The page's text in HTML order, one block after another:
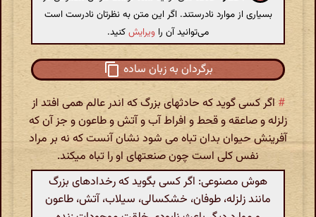
بسیاری از موارد نادرستند. اگر این متن به نظرتان نادرست است
می‌توانید آن را ویرایشکنید.
برگردان به زبان ساده
# اگر کسی گوید که حادثهای بزرگ که اندر عالم همی افتد از
زلزله و صاعقه و قحط و افراط آب و آتش و طاعون و جز آن که
آفرینش حیوان بدان تباه می شود نشان آنست که نه بر مراد
نفس کلی است چون صنعتهای او را تباه میکند.
هوش مصنوعی: اگر کسی بگوید که رخدادهای بزرگ
مانند زلزله، طوفان، خشکسالی، سیلاب، آتش، طاعون